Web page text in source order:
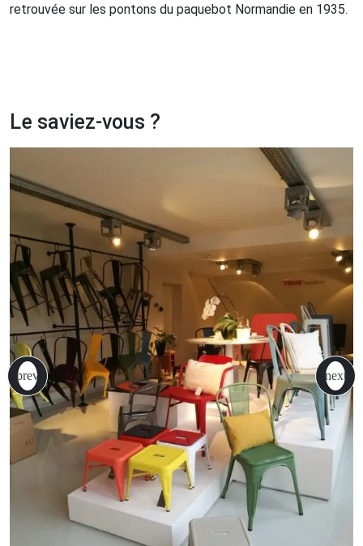
retrouvée sur les pontons du paquebot Normandie en 1935.
Le saviez-vous ?